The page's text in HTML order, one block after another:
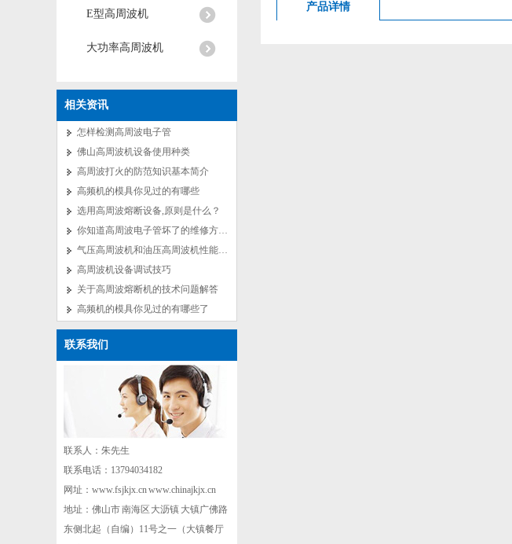
E型高周波机
大功率高周波机
相关资讯
怎样检测高周波电子管
佛山高周波机设备使用种类
高周波打火的防范知识基本简介
高频机的模具你见过的有哪些
选用高周波熔断设备,原则是什么？
你知道高周波电子管坏了的维修方法吗？
气压高周波机和油压高周波机性能对比
高周波机设备调试技巧
关于高周波熔断机的技术问题解答
高频机的模具你见过的有哪些了
联系我们
联系人：朱先生
联系电话：13794034182
网址：www.fsjkjx.cn www.chinajkjx.cn
地址：佛山市 南海区 大沥镇 大镇广佛路
东侧北起（自编）11号之一（大镇餐厅
产品详情